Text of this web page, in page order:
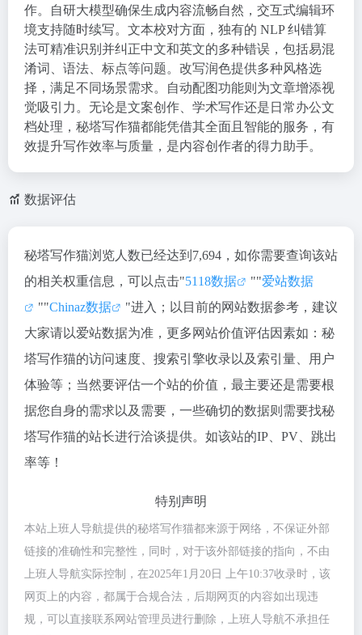
作。自研大模型确保生成内容流畅自然，交互式编辑环
境支持随时续写。文本校对方面，独有的 NLP 纠错算
法可精准识别并纠正中文和英文的多种错误，包括易混
淆词、语法、标点等问题。改写润色提供多种风格选
择，满足不同场景需求。自动配图功能则为文章增添视
觉吸引力。无论是文案创作、学术写作还是日常办公文
档处理，秘塔写作猫都能凭借其全面且智能的服务，有
效提升写作效率与质量，是内容创作者的得力助手。
数据评估
秘塔写作猫浏览人数已经达到7,694，如你需要查询该站
的相关权重信息，可以点击"5118数据 ""爱站数据
""Chinaz数据
"进入；以目前的网站数据参考，建议
大家请以爱站数据为准，更多网站价值评估因素如：秘
塔写作猫的访问速度、搜索引擎收录以及索引量、用户
体验等；当然要评估一个站的价值，最主要还是需要根
据您自身的需求以及需要，一些确切的数据则需要找秘
塔写作猫的站长进行洽谈提供。如该站的IP、PV、跳出
率等！
特别声明
本站上班人导航提供的秘塔写作猫都来源于网络，不保证外部
链接的准确性和完整性，同时，对于该外部链接的指向，不由
上班人导航实际控制，在2025年1月20日 上午10:37收录时，该
网页上的内容，都属于合规合法，后期网页的内容如出现违
规，可以直接联系网站管理员进行删除，上班人导航不承担任